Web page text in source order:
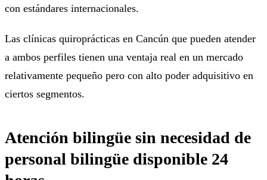
con estándares internacionales.
Las clínicas quiroprácticas en Cancún que pueden atender
a ambos perfiles tienen una ventaja real en un mercado
relativamente pequeño pero con alto poder adquisitivo en
ciertos segmentos.
Atención bilingüe sin necesidad de
personal bilingüe disponible 24